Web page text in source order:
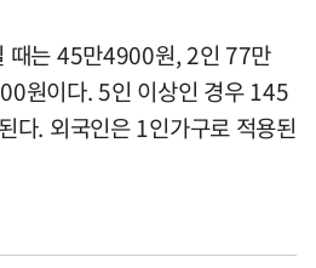
때는 45만4900원, 2인 77만
원이다. 5인 이상인 경우 145
다. 외국인은 1인가구로 적용된